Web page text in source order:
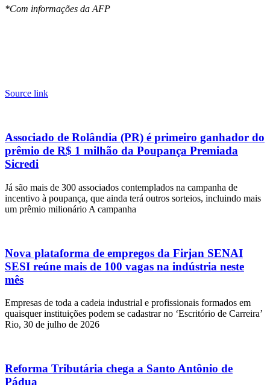
*Com informações da AFP
Source link
Associado de Rolândia (PR) é primeiro ganhador do
prêmio de R$ 1 milhão da Poupança Premiada
Sicredi
Já são mais de 300 associados contemplados na campanha de
incentivo à poupança, que ainda terá outros sorteios, incluindo mais
um prêmio milionário A campanha
Nova plataforma de empregos da Firjan SENAI
SESI reúne mais de 100 vagas na indústria neste
mês
Empresas de toda a cadeia industrial e profissionais formados em
quaisquer instituições podem se cadastrar no ‘Escritório de Carreira’
Rio, 30 de julho de 2026
Reforma Tributária chega a Santo Antônio de
Pádua